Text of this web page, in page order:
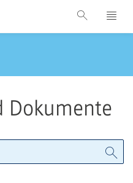
Dokumente